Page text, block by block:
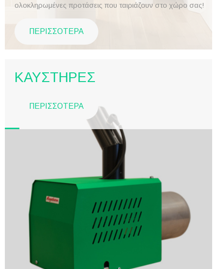
ολοκληρωμένες προτάσεις που ταιριάζουν στο χώρο σας!
ΠΕΡΙΣΣΟΤΕΡΑ
ΚΑΥΣΤΗΡΕΣ
ΠΕΡΙΣΣΟΤΕΡΑ